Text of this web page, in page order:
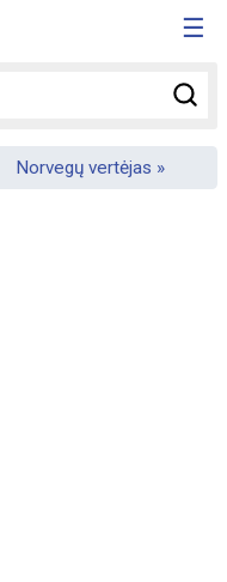
☰
Norvegų vertėjas